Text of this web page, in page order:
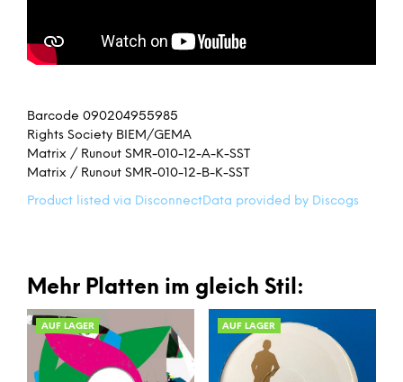
Barcode 090204955985
Rights Society BIEM/GEMA
Matrix / Runout SMR-010-12-A-K-SST
Matrix / Runout SMR-010-12-B-K-SST
Product listed via DisconnectData provided by Discogs
Mehr Platten im gleich Stil:
AUF LAGER AUF LAGER